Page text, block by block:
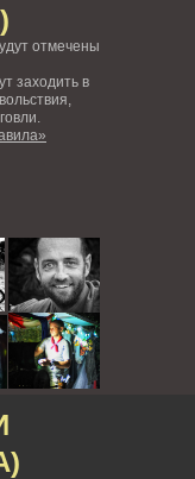
отмечены
заходить в